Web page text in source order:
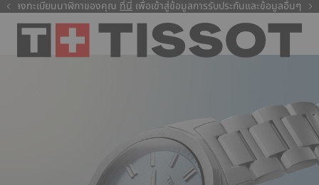
ลงทะเบียนนาฬิกาของคุณ ที่นี่ เพื่อเข้าสู่ข้อมูลการรับประกันและข้อมูลอื่นๆ
ที่นี่